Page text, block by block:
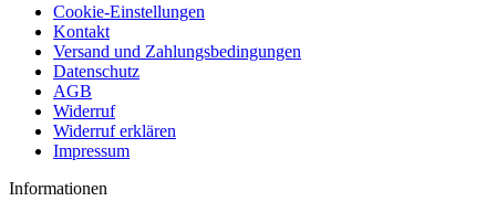
Cookie-Einstellungen
Kontakt
Versand und Zahlungsbedingungen
Datenschutz
AGB
Widerruf
Widerruf erklären
Impressum
Informationen